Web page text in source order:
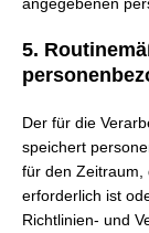
5.
Der für die
speichert
für den Zeitraum,
erforderlich ist
Richtlinien- und